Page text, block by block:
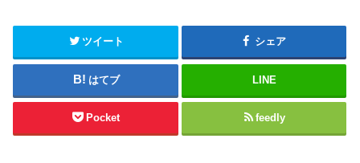
ツイート シェア
はてブ LINE
Pocket feedly